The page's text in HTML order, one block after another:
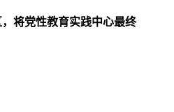
将党性教育实践中心最终